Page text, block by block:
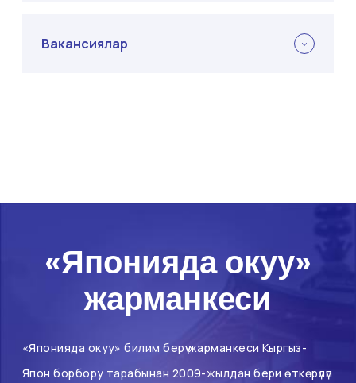
Вакансиялар
«Японияда окуу»
жарманкеси
«Японияда окуу» билим берүү жарманкеси Кыргыз-
Япон борбору тарабынан 2009-жылдан бери өткөрүлүп